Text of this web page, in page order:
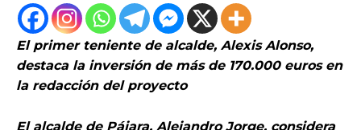
El primer teniente de alcalde, Alexis Alonso,
destaca la inversión de más de 170.000 euros en
la redacción del proyecto
El alcalde de Pájara, Alejandro Jorge, considera